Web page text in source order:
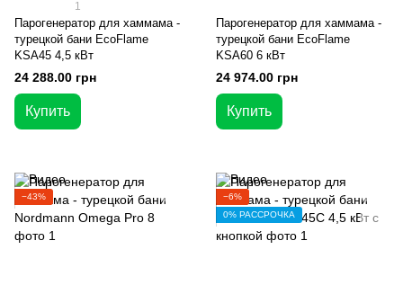
1
Парогенератор для хаммама -
турецкой бани EcoFlame
KSA45 4,5 кВт
24 288.00 грн
Купить
Парогенератор для хаммама -
турецкой бани EcoFlame
KSA60 6 кВт
24 974.00 грн
Купить
−43%
−6%
0% РАССРОЧКА